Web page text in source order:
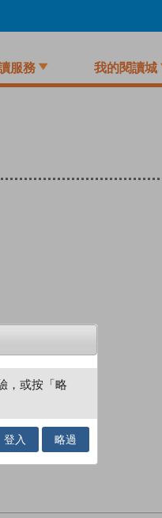
服務 我的閱讀城
閱讀紀錄
，或按「略
登入 略過